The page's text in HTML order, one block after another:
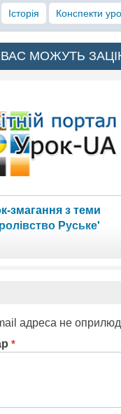
Історія Конспекти
МОЖУТЬ
змагання з теми
Руське'
адреса не
*